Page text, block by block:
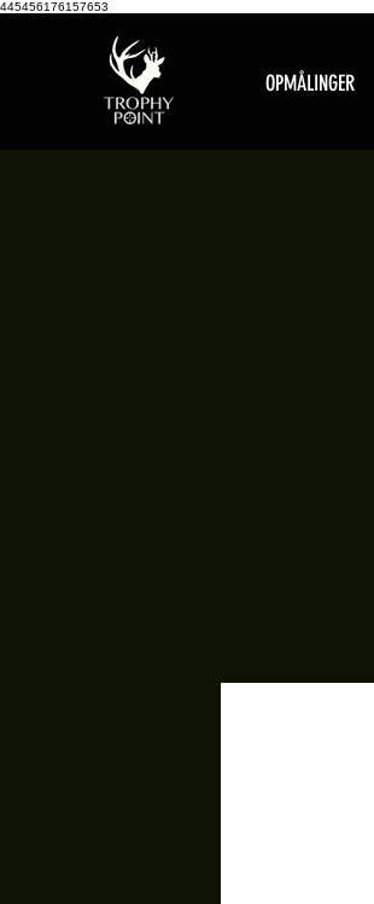
445456176157653
OPMÅLINGER